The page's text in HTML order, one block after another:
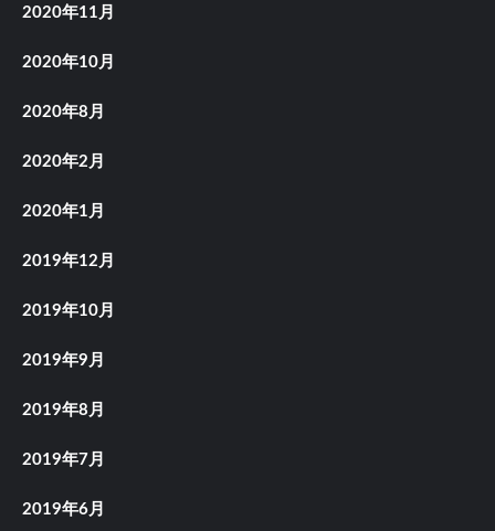
2020年11月
2020年10月
2020年8月
2020年2月
2020年1月
2019年12月
2019年10月
2019年9月
2019年8月
2019年7月
2019年6月